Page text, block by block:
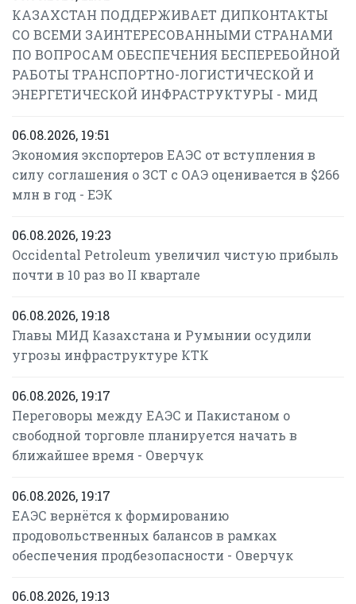
КАЗАХСТАН ПОДДЕРЖИВАЕТ ДИПКОНТАКТЫ
СО ВСЕМИ ЗАИНТЕРЕСОВАННЫМИ СТРАНАМИ
ПО ВОПРОСАМ ОБЕСПЕЧЕНИЯ БЕСПЕРЕБОЙНОЙ
РАБОТЫ ТРАНСПОРТНО-ЛОГИСТИЧЕСКОЙ И
ЭНЕРГЕТИЧЕСКОЙ ИНФРАСТРУКТУРЫ - МИД
06.08.2026, 19:51
Экономия экспортеров ЕАЭС от вступления в
силу соглашения о ЗСТ с ОАЭ оценивается в $266
млн в год - ЕЭК
06.08.2026, 19:23
Occidental Petroleum увеличил чистую прибыль
почти в 10 раз во II квартале
06.08.2026, 19:18
Главы МИД Казахстана и Румынии осудили
угрозы инфраструктуре КТК
06.08.2026, 19:17
Переговоры между ЕАЭС и Пакистаном о
свободной торговле планируется начать в
ближайшее время - Оверчук
06.08.2026, 19:17
ЕАЭС вернётся к формированию
продовольственных балансов в рамках
обеспечения продбезопасности - Оверчук
06.08.2026, 19:13